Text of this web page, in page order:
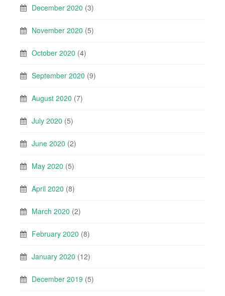
December 2020 (3)
November 2020 (5)
October 2020 (4)
September 2020 (9)
August 2020 (7)
July 2020 (5)
June 2020 (2)
May 2020 (5)
April 2020 (8)
March 2020 (2)
February 2020 (8)
January 2020 (12)
December 2019 (5)